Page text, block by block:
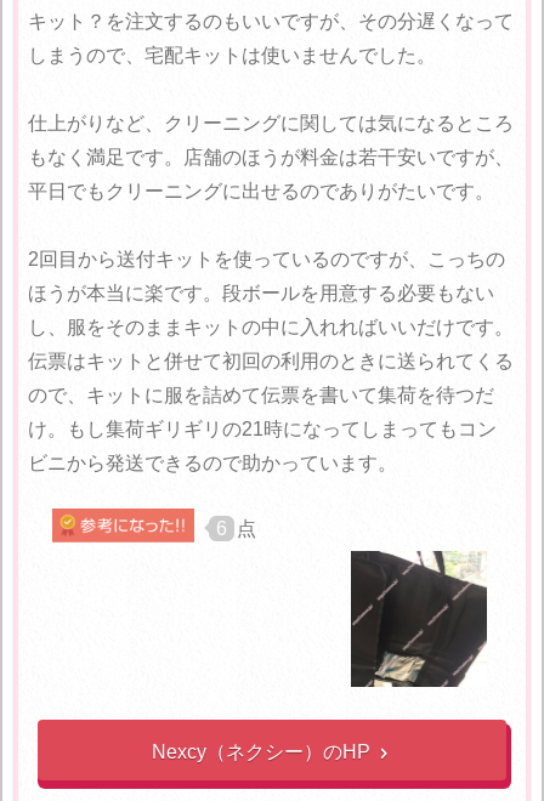
キット？を注文するのもいいですが、その分遅くなって
しまうので、宅配キットは使いませんでした。
仕上がりなど、クリーニングに関しては気になるところ
もなく満足です。店舗のほうが料金は若干安いですが、
平日でもクリーニングに出せるのでありがたいです。
2回目から送付キットを使っているのですが、こっちの
ほうが本当に楽です。段ボールを用意する必要もない
し、服をそのままキットの中に入れればいいだけです。
伝票はキットと併せて初回の利用のときに送られてくる
ので、キットに服を詰めて伝票を書いて集荷を待つだ
け。もし集荷ギリギリの21時になってしまってもコン
ビニから発送できるので助かっています。
6 点
Nexcy（ネクシー）のHP 